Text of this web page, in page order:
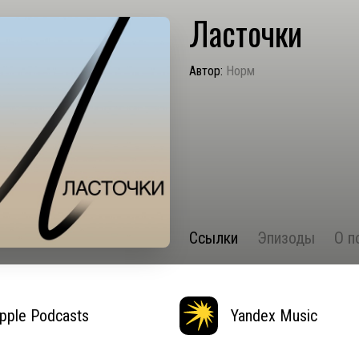
Ласточки
Автор: Норм
Ссылки Эпизоды О
Podcasts Yandex Music